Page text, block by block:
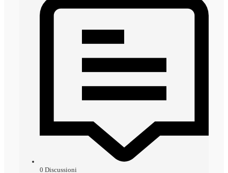
0 Discussioni